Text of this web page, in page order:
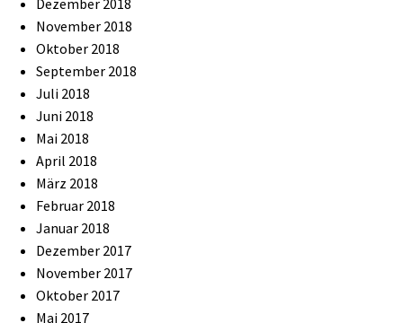
Dezember 2018
November 2018
Oktober 2018
September 2018
Juli 2018
Juni 2018
Mai 2018
April 2018
März 2018
Februar 2018
Januar 2018
Dezember 2017
November 2017
Oktober 2017
Mai 2017